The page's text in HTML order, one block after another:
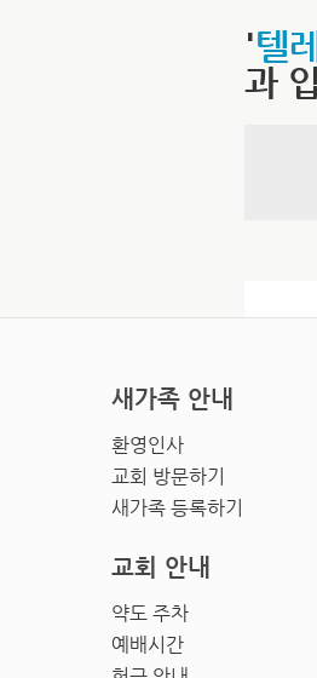
'텔
과
새가족 안내
환영인사
교회 방문하기
새가족 등록하기
교회 안내
약도 주차
예배시간